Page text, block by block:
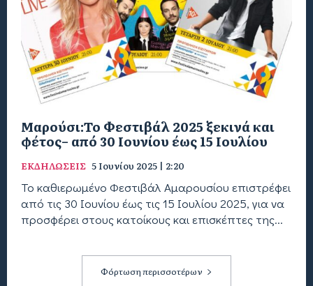
Μαρούσι:To Φεστιβάλ 2025 ξεκινά και
φέτος– από 30 Ιουνίου έως 15 Ιουλίου
ΕΚΔΗΛΩΣΕΙΣ 5 Ιουνίου 2025 | 2:20
Το καθιερωμένο Φεστιβάλ Αμαρουσίου επιστρέφει
από τις 30 Ιουνίου έως τις 15 Ιουλίου 2025, για να
προσφέρει στους κατοίκους και επισκέπτες της...
Φόρτωση περισσοτέρων